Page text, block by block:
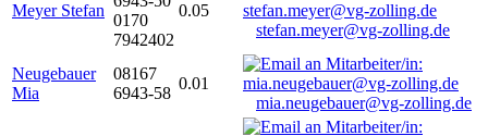
Meyer Stefan
0170
7942402
0.05
stefan.meyer@vg-zolling.de
Neugebauer
Mia
08167
6943-58
0.01
mia.neugebauer@vg-zolling.de